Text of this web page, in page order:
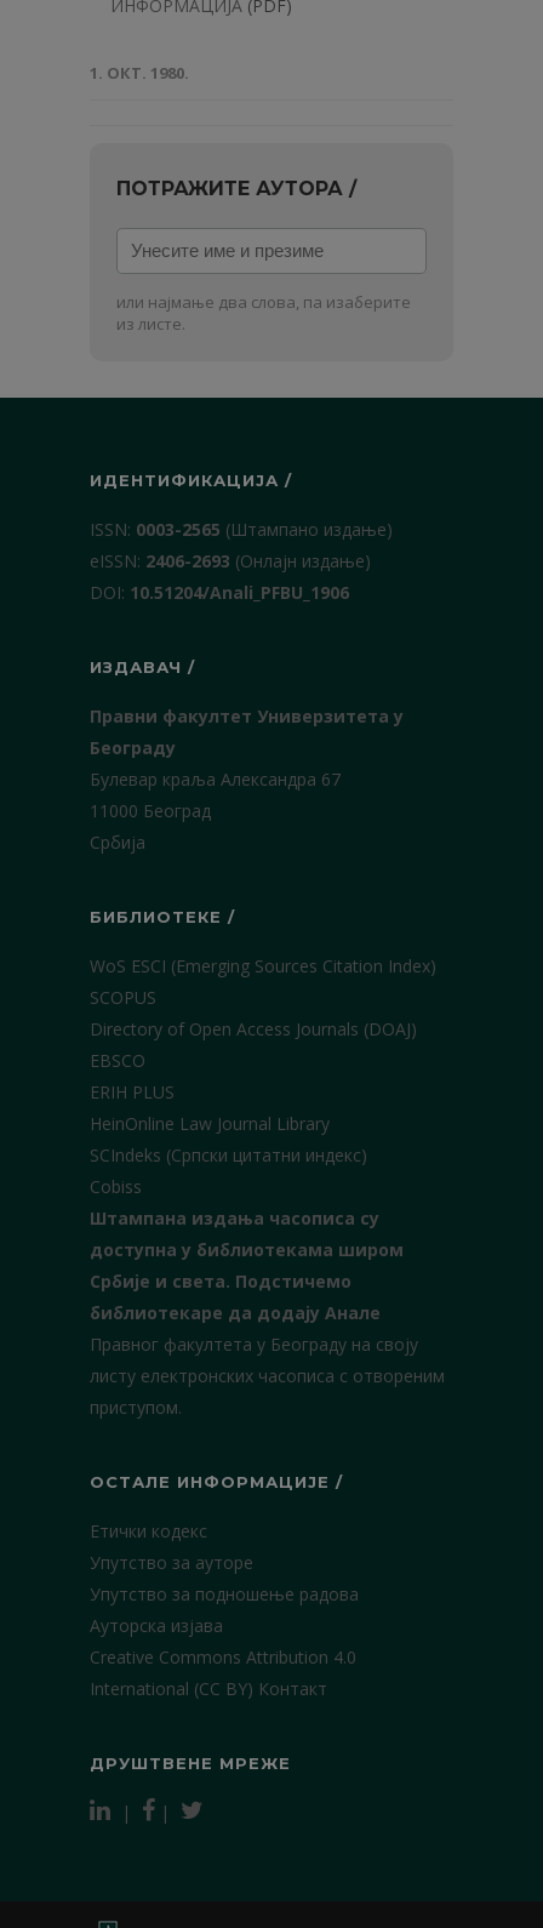
ИНФОРМАЦИЈА (PDF)
1. ОКТ. 1980.
ПОТРАЖИТЕ АУТОРА /
Унесите
име
и
презиме
или најмање два слова, па изаберите
из листе.
ИДЕНТИФИКАЦИЈА /
ISSN: 0003-2565 (Штампано издање)
еISSN: 2406-2693 (Онлајн издање)
DOI: 10.51204/Anali_PFBU_1906
ИЗДАВАЧ /
Правни факултет Универзитета у
Београду
Булевар краља Александра 67
11000 Београд
Србија
БИБЛИОТЕКЕ /
WoS ESCI (Emerging Sources Citation Index)
SCOPUS
Directory of Open Access Journals (DOAJ)
EBSCO
ERIH PLUS
HeinOnline Law Journal Library
SCIndeks (Српски цитатни индекс)
Cobiss
Штампана издања часописа су
доступна у библиотекама широм
Србије и света. Подстичемо
библиотекаре да додају Анале
Правног факултета у Београду на своју
листу електронских часописа с отвореним
приступом.
ОСТАЛЕ ИНФОРМАЦИЈЕ /
Етички кодекс
Упутство за ауторе
Упутство за подношење радова
Ауторска изјава
Creative Commons Attribution 4.0
International (CC BY) Контакт
ДРУШТВЕНЕ МРЕЖЕ
| |